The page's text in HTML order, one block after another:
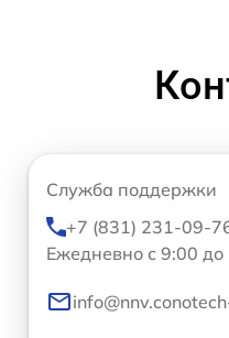
Служба поддержки
+7 (831) 231-09-
Ежедневно с 9:00 до